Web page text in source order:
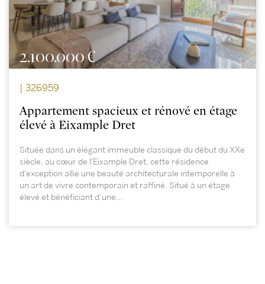
2.100.000 €
| 326959
Appartement spacieux et rénové en étage
élevé à Eixample Dret
Située dans un élégant immeuble classique du début du XXe
siècle, au cœur de l'Eixample Dret, cette résidence
d'exception allie une beauté architecturale intemporelle à
un art de vivre contemporain et raffiné. Situé à un étage
élevé et bénéficiant d’une...